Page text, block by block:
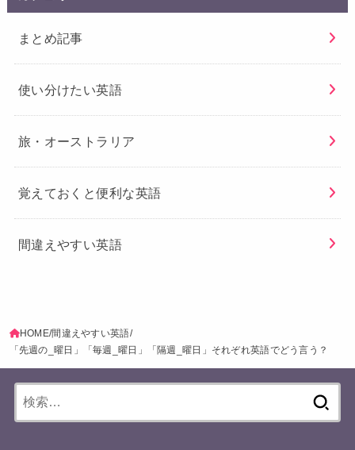
まとめ記事
使い分けたい英語
旅・オーストラリア
覚えておくと便利な英語
間違えやすい英語
HOME 間違えやすい英語
「先週の_曜日」「毎週_曜日」「隔週_曜日」それぞれ英語でどう言う？